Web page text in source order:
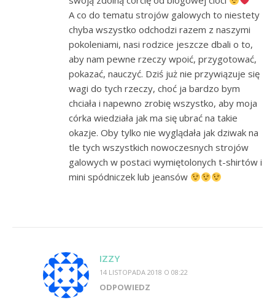
A co do tematu strojów galowych to niestety
chyba wszystko odchodzi razem z naszymi
pokoleniami, nasi rodzice jeszcze dbali o to,
aby nam pewne rzeczy wpoić, przygotować,
pokazać, nauczyć. Dziś już nie przywiązuje się
wagi do tych rzeczy, choć ja bardzo bym
chciała i napewno zrobię wszystko, aby moja
córka wiedziała jak ma się ubrać na takie
okazje. Oby tylko nie wyglądała jak dziwak na
tle tych wszystkich nowoczesnych strojów
galowych w postaci wymiętolonych t-shirtów i
mini spódniczek lub jeansów
IZZY
14 LISTOPADA 2018 O 08:22
ODPOWIEDZ